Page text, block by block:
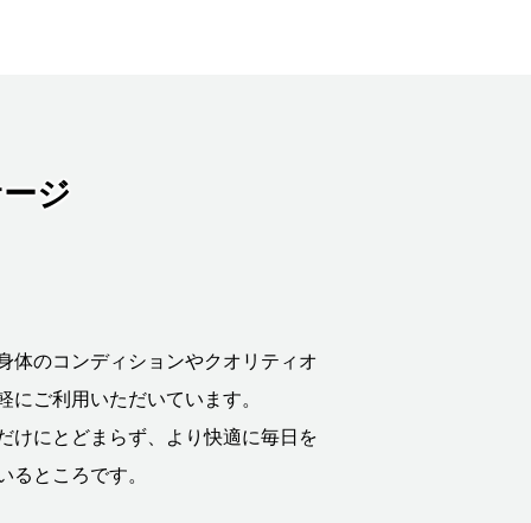
ジ
体のコンディションやクオリティオ
ご利用いただいています。
けにとどまらず、より快適に毎日を
るところです。